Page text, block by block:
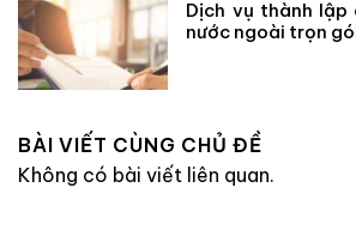
Dịch vụ thành
nước ngoài trọn
BÀI VIẾT CÙNG CHỦ ĐỀ
Không có bài viết liên quan.